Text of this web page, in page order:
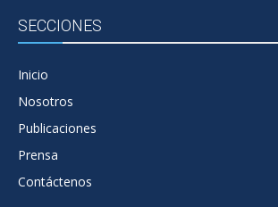
SECCIONES
Inicio
Nosotros
Publicaciones
Prensa
Contáctenos